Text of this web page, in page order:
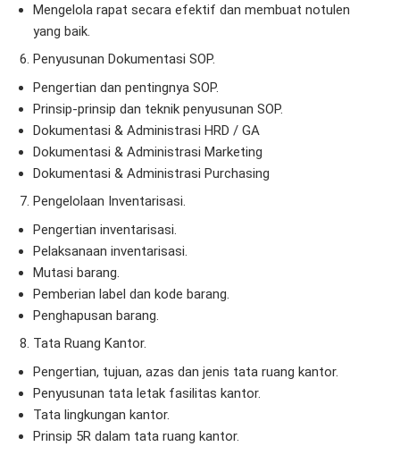
Mengelola rapat secara efektif dan membuat notulen
yang baik.
Penyusunan Dokumentasi SOP.
Pengertian dan pentingnya SOP.
Prinsip-prinsip dan teknik penyusunan SOP.
Dokumentasi & Administrasi HRD / GA
Dokumentasi & Administrasi Marketing
Dokumentasi & Administrasi Purchasing
Pengelolaan Inventarisasi.
Pengertian inventarisasi.
Pelaksanaan inventarisasi.
Mutasi barang.
Pemberian label dan kode barang.
Penghapusan barang.
Tata Ruang Kantor.
Pengertian, tujuan, azas dan jenis tata ruang kantor.
Penyusunan tata letak fasilitas kantor.
Tata lingkungan kantor.
Prinsip 5R dalam tata ruang kantor.